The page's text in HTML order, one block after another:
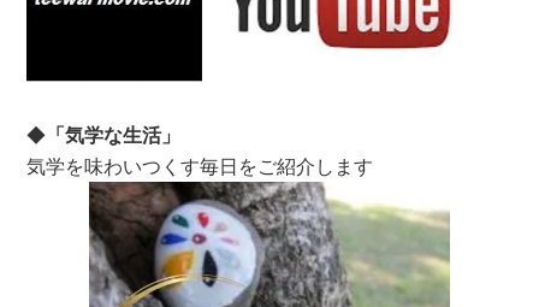
◆ 「気学な生活」
気学を味わいつくす毎日をご紹介します